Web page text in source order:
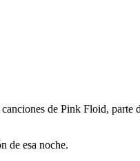
de Pink Floid, parte
de esa noche.